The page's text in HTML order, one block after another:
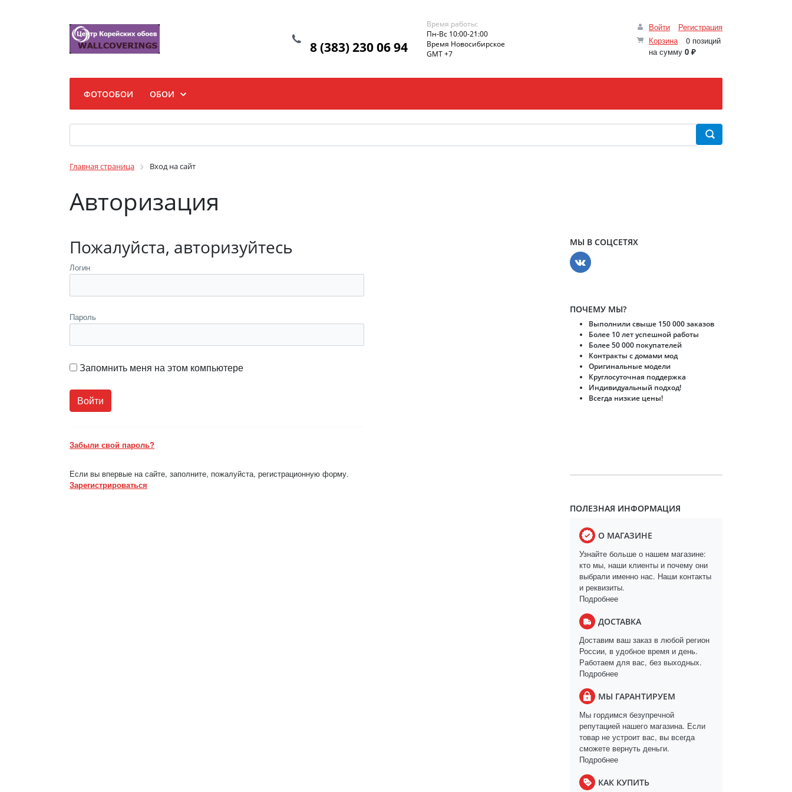
Войти
Регистрация
Корзина
0 позиций
на сумму 0 ₽
8 (383) 230 06 94
Время работы:
Пн-Вс 10:00-21:00
Время Новосибирское
GMT +7
ФОТООБОИ ОБОИ
Главная страница Вход на сайт
Авторизация
Пожалуйста, авторизуйтесь
Логин
Пароль
Запомнить меня на этом компьютере
Забыли свой пароль?
Если вы впервые на сайте, заполните, пожалуйста, регистрационную форму.
Зарегистрироваться
МЫ В СОЦСЕТЯХ
ПОЧЕМУ МЫ?
Выполнили свыше 150 000 заказов
Более 10 лет успешной работы
Более 50 000 покупателей
Контракты с домами мод
Оригинальные модели
Круглосуточная поддержка
Индивидуальный подход!
Всегда низкие цены!
ПОЛЕЗНАЯ ИНФОРМАЦИЯ
О МАГАЗИНЕ
Узнайте больше о нашем магазине:
кто мы, наши клиенты и почему они
выбрали именно нас. Наши контакты
и реквизиты.
Подробнее
ДОСТАВКА
Доставим ваш заказ в любой регион
России, в удобное время и день.
Работаем для вас, без выходных.
Подробнее
МЫ ГАРАНТИРУЕМ
Мы гордимся безупречной
репутацией нашего магазина. Если
товар не устроит вас, вы всегда
сможете вернуть деньги.
Подробнее
КАК КУПИТЬ